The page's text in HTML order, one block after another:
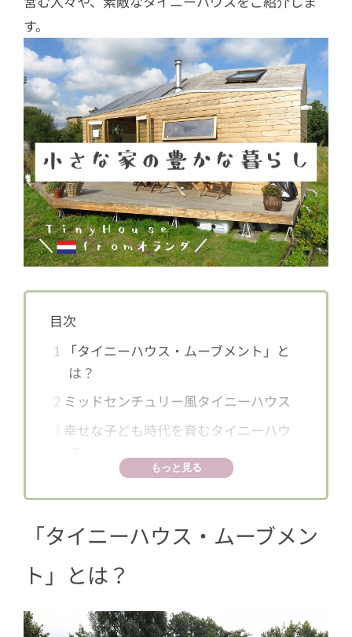
す。
目次
1
「タイニーハウス・ムーブメント」と
は？
2 ミッドセンチュリー風タイニーハウス
幸せな子ども時代を育むタイニーハウ
公園も子どものためにDIY
もっと見る
「タイニーハウス・ムーブメン
ト」とは？